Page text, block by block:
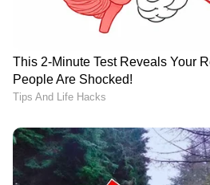
രക്തയോട്ടം
കുറയ്ക്കുകയും